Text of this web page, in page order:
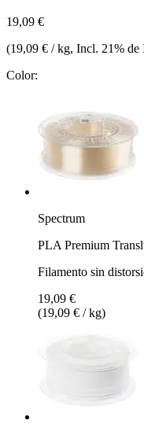
19,09 €
(19,09 € / kg, Incl. 21% de
Color:
Spectrum
PLA Premium
Filamento sin
19,09 €
(19,09 € / kg)